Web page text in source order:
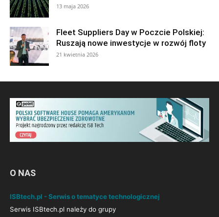
13 maja 2026
Fleet Suppliers Day w Poczcie Polskiej:
Ruszają nowe inwestycje w rozwój floty
21 kwietnia 2026
O NAS
ISBtech.pl - Serwis o tematyce technologicznej
Serwis ISBtech.pl należy do grupy